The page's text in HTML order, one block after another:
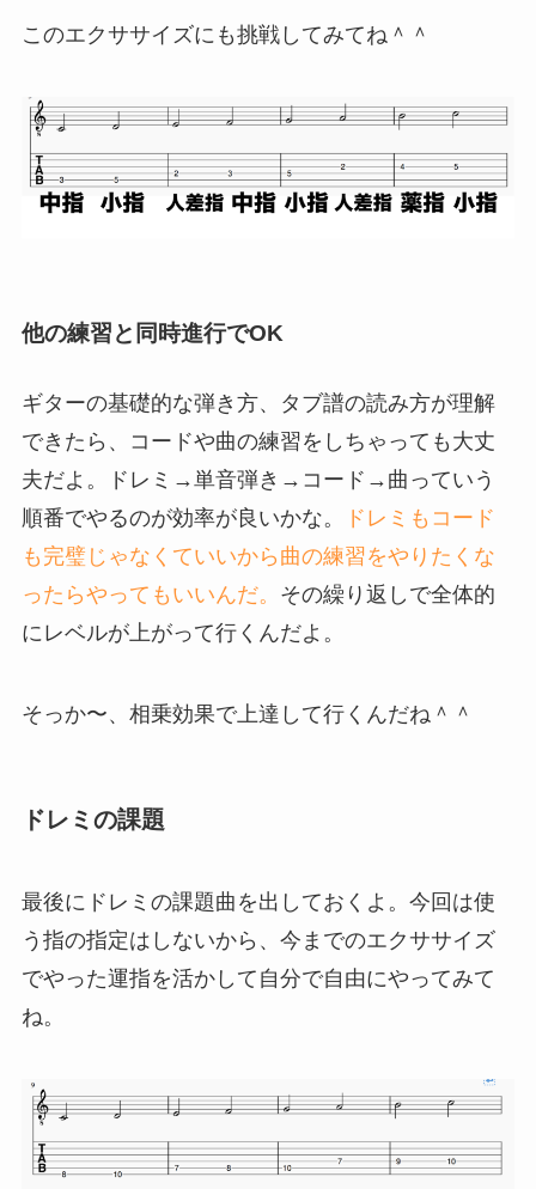
このエクササイズにも挑戦してみてね＾＾
他の練習と同時進行でOK
ギターの基礎的な弾き方、タブ譜の読み方が理解
できたら、コードや曲の練習をしちゃっても大丈
夫だよ。ドレミ→単音弾き→コード→曲っていう
順番でやるのが効率が良いかな。
ドレミもコード
も完璧じゃなくていいから曲の練習をやりたくな
ったらやってもいいんだ。 その繰り返しで全体的
にレベルが上がって行くんだよ。
そっか〜、相乗効果で上達して行くんだね＾＾
ドレミの課題
最後にドレミの課題曲を出しておくよ。今回は使
う指の指定はしないから、今までのエクササイズ
でやった運指を活かして自分で自由にやってみて
ね。